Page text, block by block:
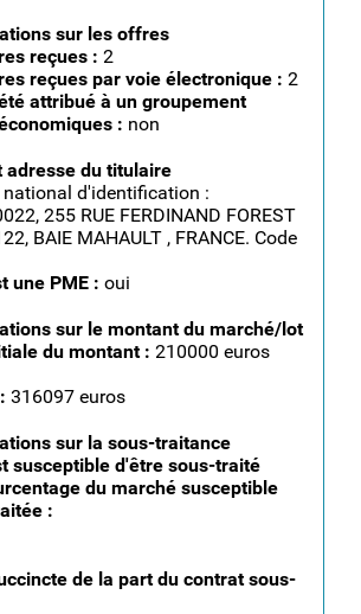
sur les offres
reçues : 2
reçues par voie électronique :2
attribué à un groupement
: non
adresse du titulaire
national d'identification :
255 RUE FERDINAND FOREST
BAIE MAHAULT , FRANCE. Code
une PME :oui
sur le montant du marché/lot
du montant :210000 euros
:316097 euros
sur la sous-traitance
susceptible d'être sous-traité
du marché susceptible
:
de la part du contrat sous-